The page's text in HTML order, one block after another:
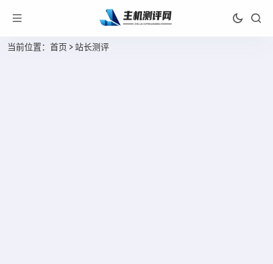
当前位置： 首页 >站长测评